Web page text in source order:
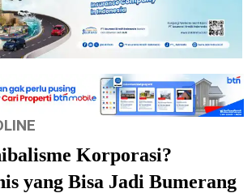
Korporasi?
yang Bisa Jadi Bumerang